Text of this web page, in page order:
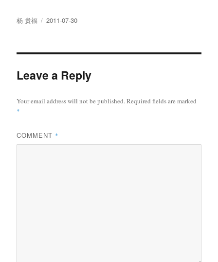
Author
杨 贵福
Posted
2011-07-30
Leave a Reply
Your email address will not be published.Required fields are marked
*
COMMENT *